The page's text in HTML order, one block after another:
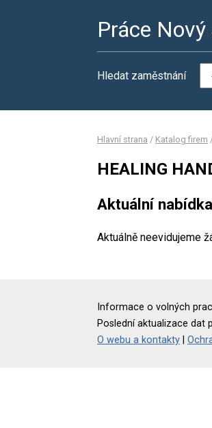
Práce
Hledat zaměstnání
Hlavní strana / Katalog firem
HEALING
Aktuální
Aktuálně neevidujeme
Informace o volných
Poslední aktualizace dat
O webu a kontakty